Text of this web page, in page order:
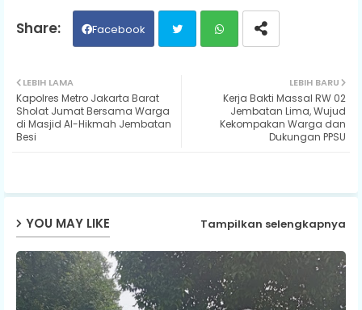
Facebook
ats
LEBIH BARU
Kerja Bakti Massal RW 02
Jembatan Lima, Wujud
Kekompakan Warga dan
Dukungan PPSU
LEBIH LAMA
Kapolres Metro Jakarta Barat
Sholat Jumat Bersama Warga
di Masjid Al-Hikmah Jembatan
Besi
YOU MAY LIKE Tampilkan selengkapnya